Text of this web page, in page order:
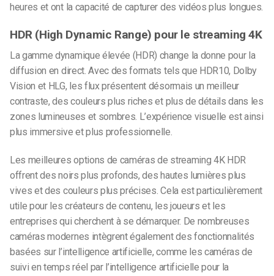
heures et ont la capacité de capturer des vidéos plus longues.
HDR (High Dynamic Range) pour le streaming 4K
La gamme dynamique élevée (HDR) change la donne pour la
diffusion en direct. Avec des formats tels que HDR10, Dolby
Vision et HLG, les flux présentent désormais un meilleur
contraste, des couleurs plus riches et plus de détails dans les
zones lumineuses et sombres. L’expérience visuelle est ainsi
plus immersive et plus professionnelle.
Les meilleures options de caméras de streaming 4K HDR
offrent des noirs plus profonds, des hautes lumières plus
vives et des couleurs plus précises. Cela est particulièrement
utile pour les créateurs de contenu, les joueurs et les
entreprises qui cherchent à se démarquer. De nombreuses
caméras modernes intègrent également des fonctionnalités
basées sur l’intelligence artificielle, comme les caméras de
suivi en temps réel par l’intelligence artificielle pour la